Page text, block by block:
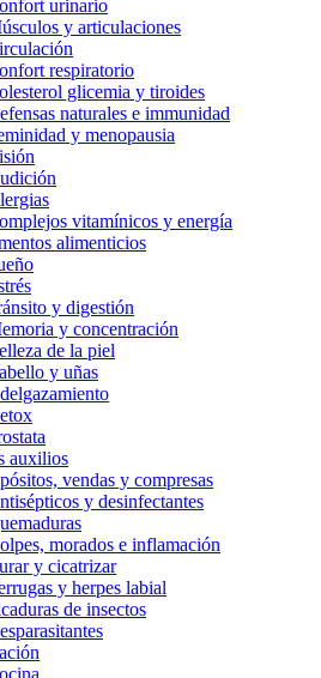
urinario
y articulaciones
respiratorio
glicemia y tiroides
naturales e immunidad
y menopausia
vitamínicos y energía
alimenticios
y digestión
y concentración
de la piel
y uñas
auxilios
vendas y compresas
y desinfectantes
morados e inflamación
y cicatrizar
y herpes labial
de insectos